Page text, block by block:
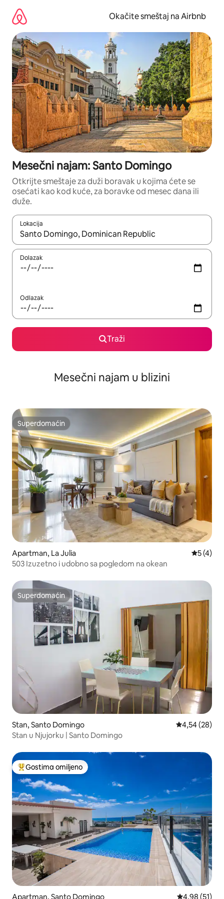
sadržaj
Okačite smeštaj na Airbnb
Mesečni najam: Santo Domingo
Otkrijte smeštaje za duži boravak u kojima ćete se
osećati kao kod kuće, za boravke od mesec dana ili
duže.
Lokacija
Kad su rezultati dostupni, možete da se krećete kroz njih
Dolazak
Odlazak
Traži
Mesečni najam u blizini
Superdomaćin
Superdomaćin
Apartman, La Julia
5 (4)
503 Izuzetno i udobno sa pogledom na okean
Superdomaćin
Superdomaćin
Stan, Santo Domingo Prosečna
4,54 (28)
Stan u Njujorku | Santo Domingo
Najuspešniji među gostima omiljenim
Gostima omiljeno
Apartman, Santo Domingo Prosečna
4,98 (51)